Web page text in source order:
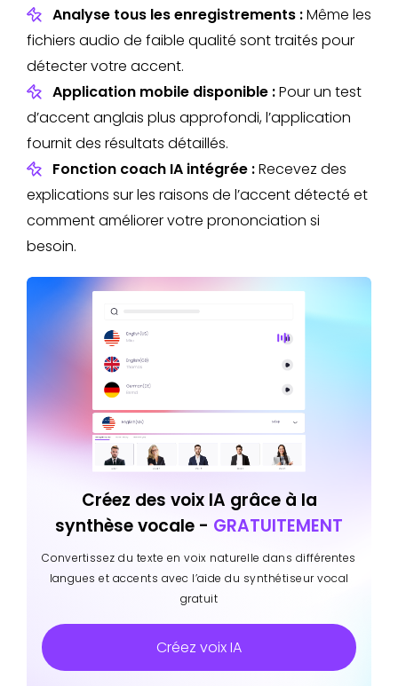
Analyse tous les enregistrements :Même les
fichiers audio de faible qualité sont traités pour
détecter votre accent.
Application mobile disponible :Pour un test
d’accent anglais plus approfondi, l’application
fournit des résultats détaillés.
Fonction coach IA intégrée :Recevez des
explications sur les raisons de l’accent détecté et
comment améliorer votre prononciation si
besoin.
Créez des voix IA grâce à la
synthèse vocale - GRATUITEMENT
Convertissez du texte en voix naturelle dans différentes
langues et accents avec l’aide du synthétiseur vocal
gratuit
Créez voix IA